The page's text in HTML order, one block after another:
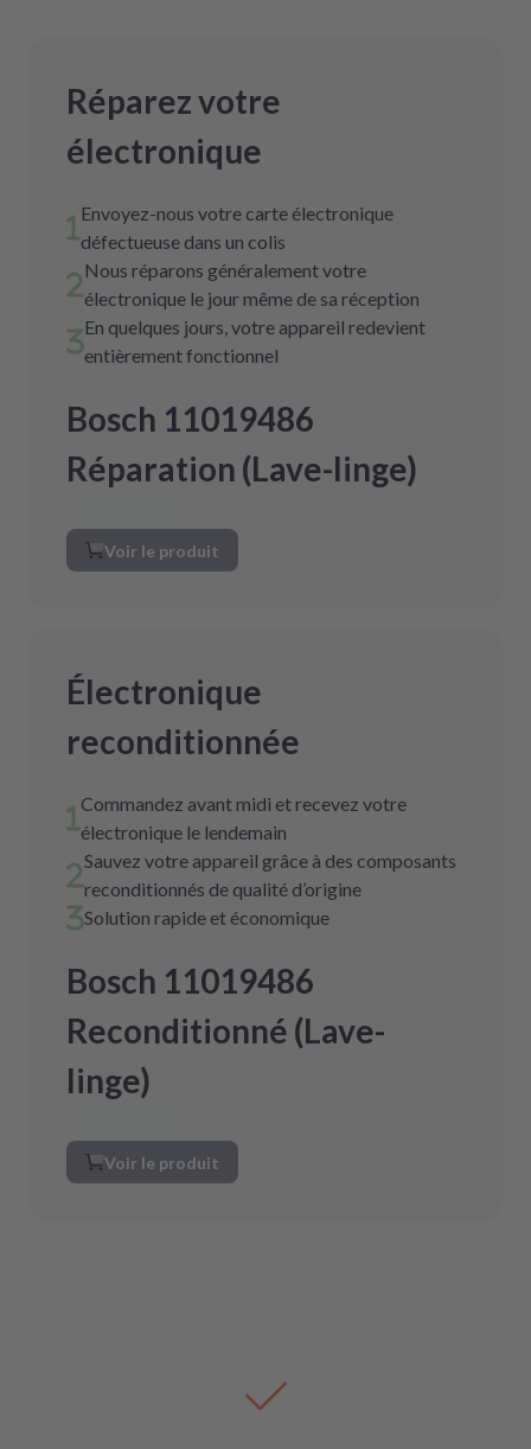
Réparez votre
électronique
Envoyez-nous votre carte électronique
défectueuse dans un colis
Nous réparons généralement votre
électronique le jour même de sa réception
En quelques jours, votre appareil redevient
entièrement fonctionnel
Bosch 11019486
Réparation (Lave-linge)
Voir le produit
Électronique
reconditionnée
Commandez avant midi et recevez votre
électronique le lendemain
Sauvez votre appareil grâce à des composants
reconditionnés de qualité d’origine
Solution rapide et économique
Bosch 11019486
Reconditionné (Lave-
linge)
Voir le produit